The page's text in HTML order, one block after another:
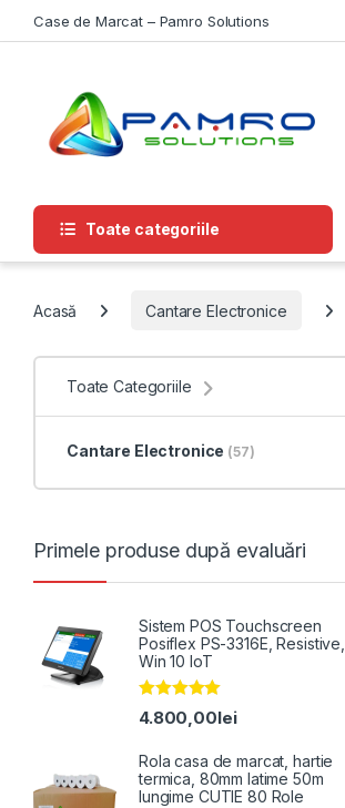
Case de Marcat – Pamro Solutions
Toate categoriile
Acasă Cantare Electronice
Toate Categoriile
Cantare Electronice (57)
Primele produse după evaluări
Sistem POS Touchscreen
Posiflex PS-3316E, Resistive,
Win 10 IoT
Evaluat la
5.00din 5
4.800,00lei
Rola casa de marcat, hartie
termica, 80mm latime 50m
lungime CUTIE 80 Role